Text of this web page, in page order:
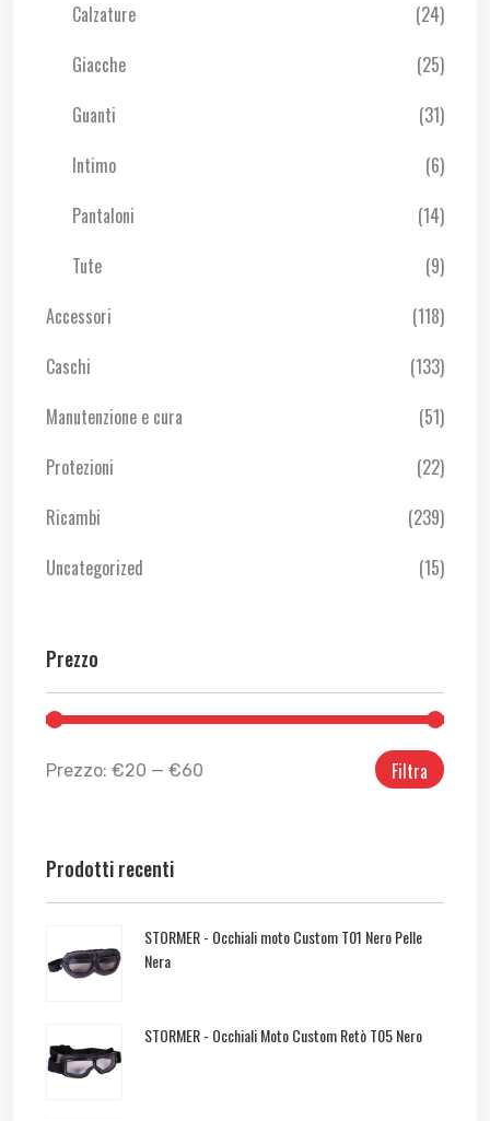
Calzature
(24)
Giacche
(25)
Guanti
(31)
Intimo
(6)
Pantaloni
(14)
Tute
(9)
Accessori
(118)
Caschi
(133)
Manutenzione e cura
(51)
Protezioni
(22)
Ricambi
(239)
Uncategorized
(15)
Prezzo
Filtra
Prezzo: €20 — €60
Prodotti recenti
STORMER - Occhiali moto Custom T01 Nero Pelle
Nera
STORMER - Occhiali Moto Custom Retò T05 Nero